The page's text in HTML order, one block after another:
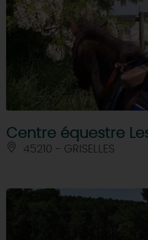
Centre équestre
45210 - GRISELLES